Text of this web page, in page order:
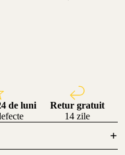
de luni
Retur gratuit
14 zile